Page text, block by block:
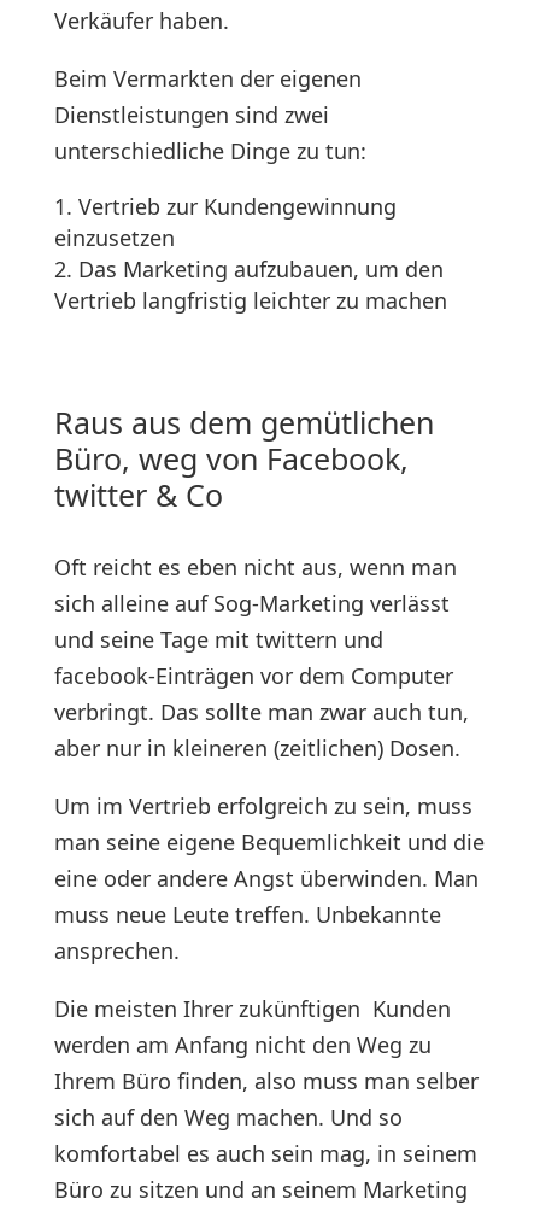
Verkäufer haben.
Beim Vermarkten der eigenen
Dienstleistungen sind zwei
unterschiedliche Dinge zu tun:
Vertrieb zur Kundengewinnung
einzusetzen
Das Marketing aufzubauen, um den
Vertrieb langfristig leichter zu machen
Raus aus dem gemütlichen
Büro, weg von Facebook,
twitter & Co
Oft reicht es eben nicht aus, wenn man
sich alleine auf Sog-Marketing verlässt
und seine Tage mit twittern und
facebook-Einträgen vor dem Computer
verbringt. Das sollte man zwar auch tun,
aber nur in kleineren (zeitlichen) Dosen.
Um im Vertrieb erfolgreich zu sein, muss
man seine eigene Bequemlichkeit und die
eine oder andere Angst überwinden. Man
muss neue Leute treffen. Unbekannte
ansprechen.
Die meisten Ihrer zukünftigen Kunden
werden am Anfang nicht den Weg zu
Ihrem Büro finden, also muss man selber
sich auf den Weg machen. Und so
komfortabel es auch sein mag, in seinem
Büro zu sitzen und an seinem Marketing